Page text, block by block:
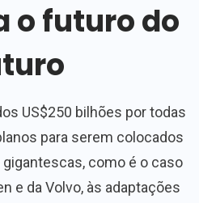
o futuro do
US$250 bilhões por todas
para serem colocados
como é o caso
e da Volvo, às adaptações